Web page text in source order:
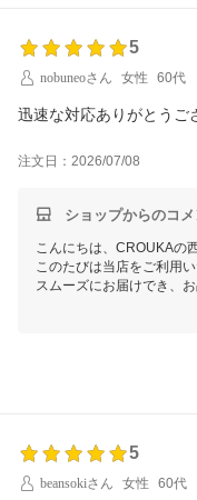
5
nobuneoさん
女性 60代
迅速な対応ありがとうご
注文日：2026/07/08
ショップからのコメ
こんにちは、CROUKAの
このたびは当店をご利用
スムーズにお届けでき、
5
beansokiさん
女性 60代